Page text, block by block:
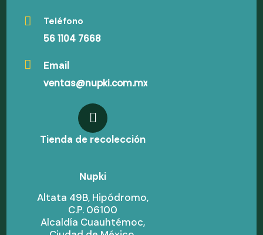
Teléfono
56 1104 7668
Email
ventas@nupki.com.mx
Tienda de recolección
Nupki
Altata 49B, Hipódromo,
C.P. 06100
Alcaldía Cuauhtémoc,